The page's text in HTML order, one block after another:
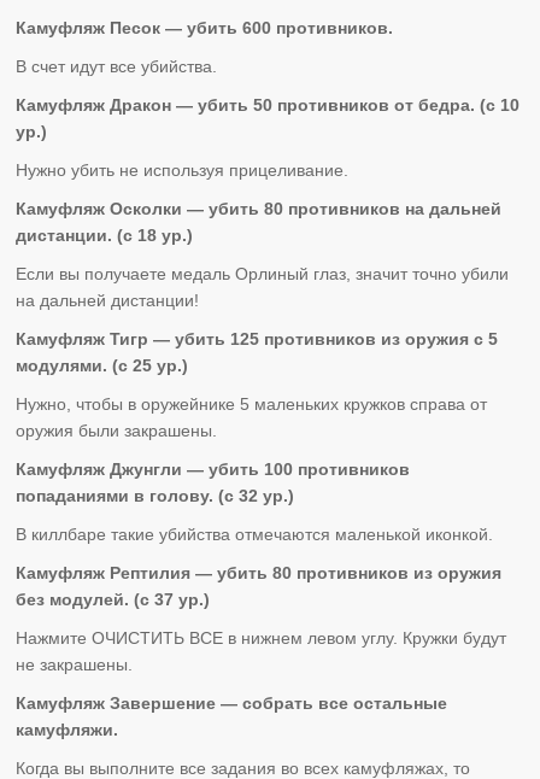
Камуфляж Песок — убить 600 противников.
В счет идут все убийства.
Камуфляж Дракон — убить 50 противников от бедра. (с 10
ур.)
Нужно убить не используя прицеливание.
Камуфляж Осколки — убить 80 противников на дальней
дистанции. (с 18 ур.)
Если вы получаете медаль Орлиный глаз, значит точно убили
на дальней дистанции!
Камуфляж Тигр — убить 125 противников из оружия с 5
модулями. (с 25 ур.)
Нужно, чтобы в оружейнике 5 маленьких кружков справа от
оружия были закрашены.
Камуфляж Джунгли — убить 100 противников
попаданиями в голову. (с 32 ур.)
В киллбаре такие убийства отмечаются маленькой иконкой.
Камуфляж Рептилия — убить 80 противников из оружия
без модулей. (с 37 ур.)
Нажмите ОЧИСТИТЬ ВСЕ в нижнем левом углу. Кружки будут
не закрашены.
Камуфляж Завершение — собрать все остальные
камуфляжи.
Когда вы выполните все задания во всех камуфляжах, то